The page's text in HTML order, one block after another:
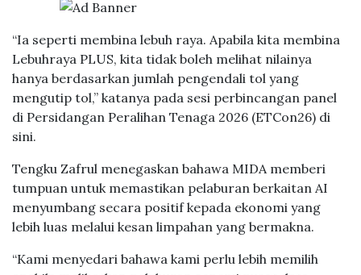
“Ia seperti membina lebuh raya. Apabila kita membina
Lebuhraya PLUS, kita tidak boleh melihat nilainya
hanya berdasarkan jumlah pengendali tol yang
mengutip tol,” katanya pada sesi perbincangan panel
di Persidangan Peralihan Tenaga 2026 (ETCon26) di
sini.
Tengku Zafrul menegaskan bahawa MIDA memberi
tumpuan untuk memastikan pelaburan berkaitan AI
menyumbang secara positif kepada ekonomi yang
lebih luas melalui kesan limpahan yang bermakna.
“Kami menyedari bahawa kami perlu lebih memilih